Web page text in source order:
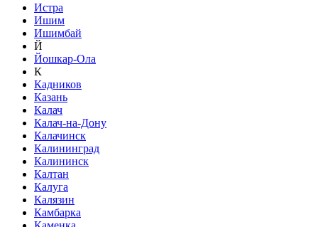
Истра
Ишим
Ишимбай
Й
Йошкар-Ола
К
Кадников
Казань
Калач
Калач-на-Дону
Калачинск
Калининград
Калининск
Калтан
Калуга
Калязин
Камбарка